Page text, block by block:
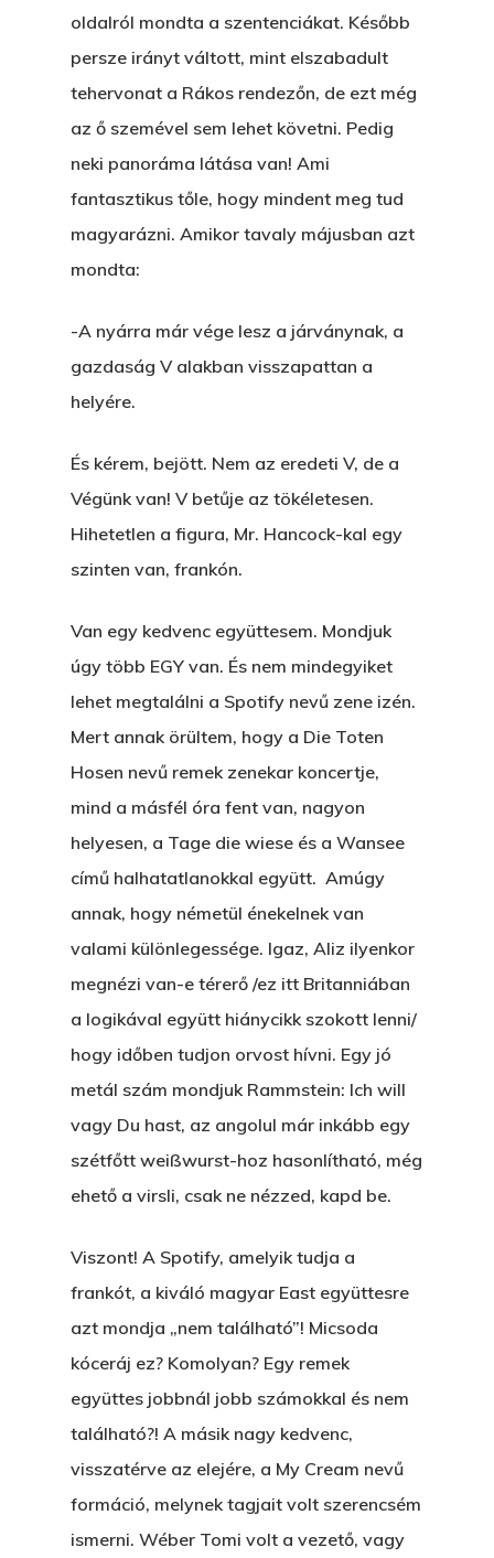
oldalról mondta a szentenciákat. Később
persze irányt váltott, mint elszabadult
tehervonat a Rákos rendezőn, de ezt még
az ő szemével sem lehet követni. Pedig
neki panoráma látása van! Ami
fantasztikus tőle, hogy mindent meg tud
magyarázni. Amikor tavaly májusban azt
mondta:
-A nyárra már vége lesz a járványnak, a
gazdaság V alakban visszapattan a
helyére.
És kérem, bejött. Nem az eredeti V, de a
Végünk van! V betűje az tökéletesen.
Hihetetlen a figura, Mr. Hancock-kal egy
szinten van, frankón.
Van egy kedvenc együttesem. Mondjuk
úgy több EGY van. És nem mindegyiket
lehet megtalálni a Spotify nevű zene izén.
Mert annak örültem, hogy a Die Toten
Hosen nevű remek zenekar koncertje,
mind a másfél óra fent van, nagyon
helyesen, a Tage die wiese és a Wansee
című halhatatlanokkal együtt. Amúgy
annak, hogy németül énekelnek van
valami különlegessége. Igaz, Aliz ilyenkor
megnézi van-e térerő /ez itt Britanniában
a logikával együtt hiánycikk szokott lenni/
hogy időben tudjon orvost hívni. Egy jó
metál szám mondjuk Rammstein: Ich will
vagy Du hast, az angolul már inkább egy
szétfőtt weißwurst-hoz hasonlítható, még
ehető a virsli, csak ne nézzed, kapd be.
Viszont! A Spotify, amelyik tudja a
frankót, a kiváló magyar East együttesre
azt mondja „nem található”! Micsoda
kóceráj ez? Komolyan? Egy remek
együttes jobbnál jobb számokkal és nem
található?! A másik nagy kedvenc,
visszatérve az elejére, a My Cream nevű
formáció, melynek tagjait volt szerencsém
ismerni. Wéber Tomi volt a vezető, vagy
A Jóember
A Vér Nem Válik Vízzé
Egy Nyár
Ajándék – Karácsonyi
Történetek
Álomszekrény
Eltojtuk Nyuszi
A PESTIA
Az Elveszett Fejezet
KI-BEJÁRAT
A Pitli
Pofád, Az Van!
Ment A Hűtlen
Betli
Egy Világbajnokságot,
ÁRULÓ!
A Kaszinó
AZ IGAZI AJÁNDÉK
Párizs És Újra MI
ELMENT A VILLAMOS
EGY BANKOT, ÖDÖN?
A „BECSÜLETES”
Blog
Feliratkozás
Kapcsolat
Bakker Gyuri
Hírek
Wow Look At This!
This is an optional,
About Salient
The Castle
Manhattan, NY
T:+216 (0)40 3629
E: